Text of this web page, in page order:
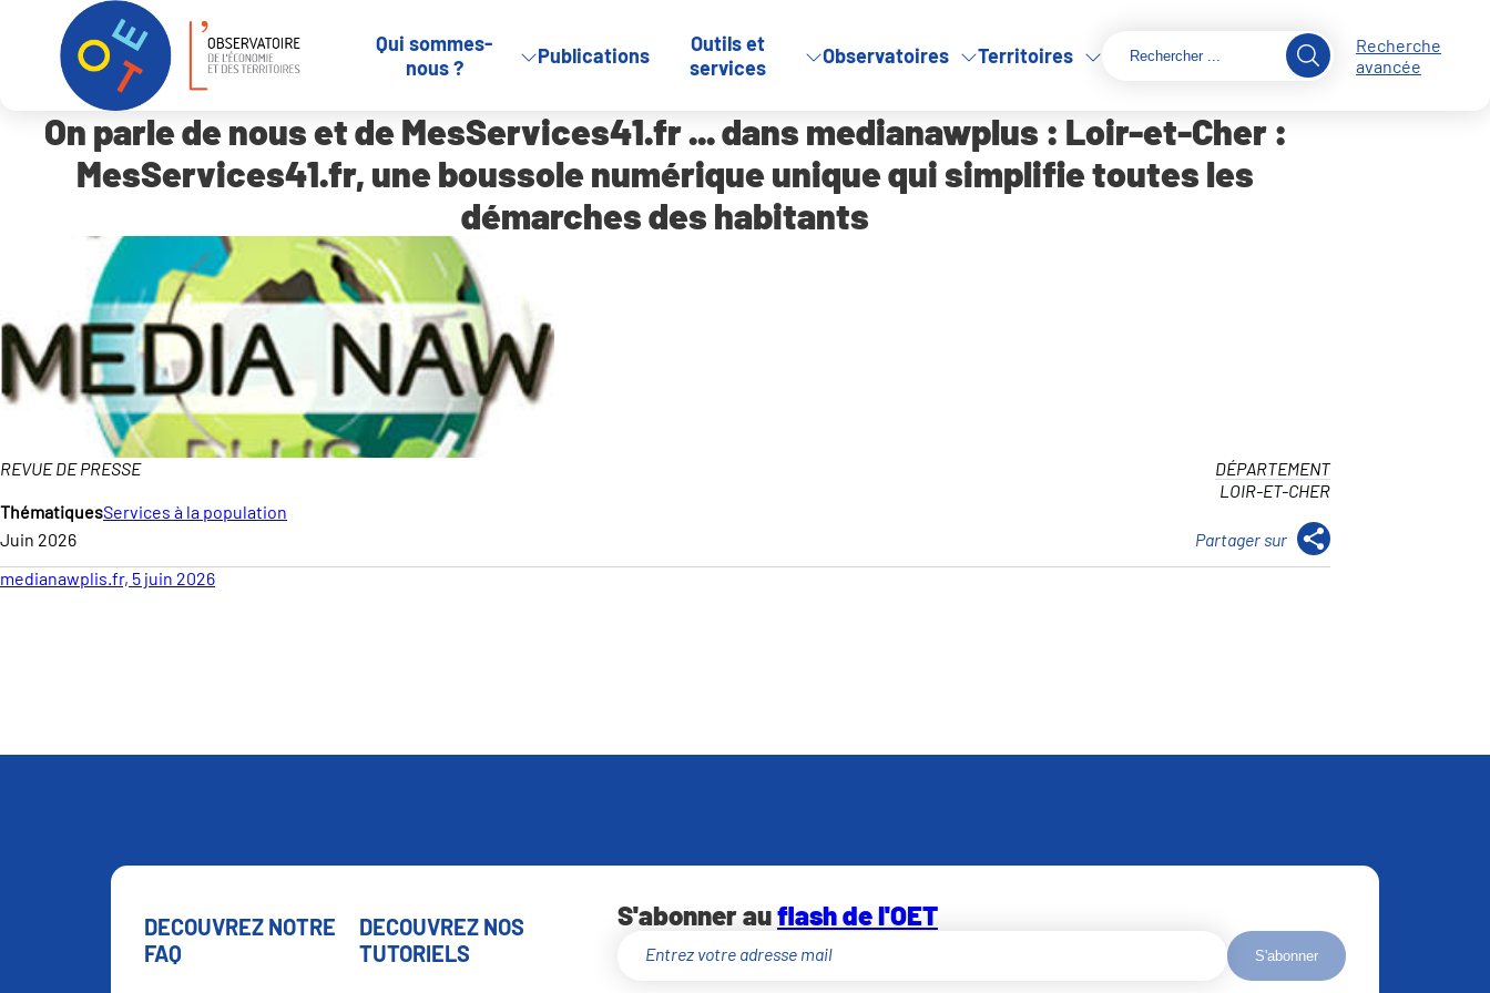
Qui sommes-
nous ?
Publications
Outils et
services
Observatoires Territoires
Recherche
avancée
Qui sommes-
nous ?
Revue de
presse
On parle de nous et de MesServices41.fr … dans medianawplus : Loir-et-Cher : MesServices41.fr, une boussole numérique unique qui
simplifie toutes les démarches des habitants
On parle de nous et de MesServices41.fr ... dans medianawplus : Loir-et-Cher :
MesServices41.fr, une boussole numérique unique qui simplifie toutes les
démarches des habitants
REVUE DE PRESSE
DÉPARTEMENT
LOIR-ET-CHER
ThématiquesServices à la population
Juin 2026
medianawplis.fr, 5 juin 2026
DECOUVREZ NOTRE
FAQ
DECOUVREZ NOS
TUTORIELS
S'abonner auflash de l'OET
S'abonner